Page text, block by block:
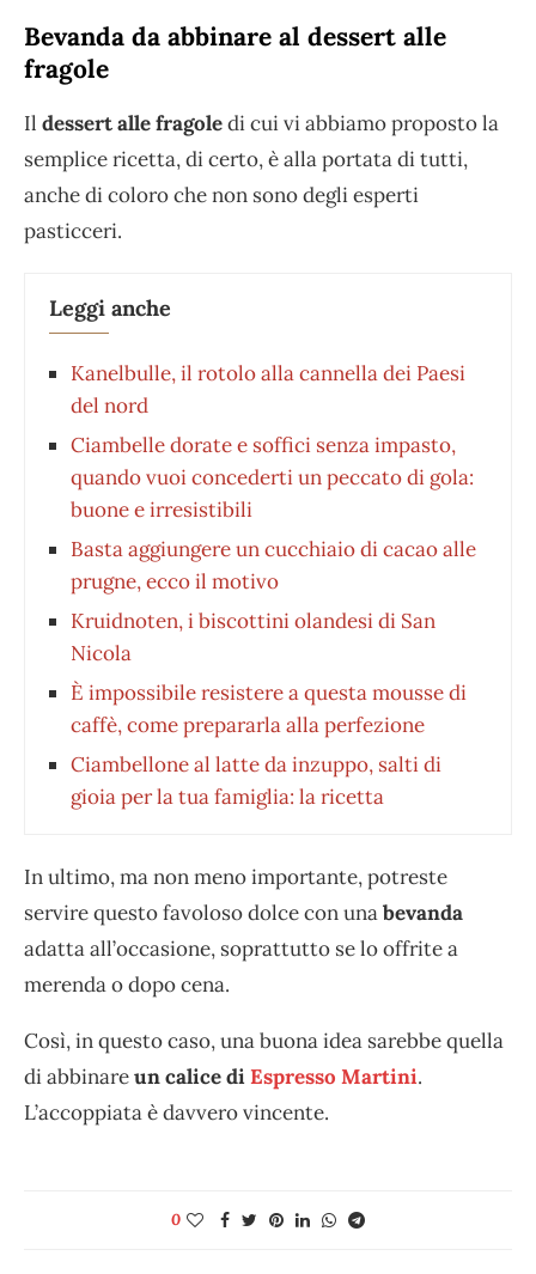
Bevanda da abbinare al dessert alle
fragole
Il dessert alle fragoledi cui vi abbiamo proposto la
semplice ricetta, di certo, è alla portata di tutti,
anche di coloro che non sono degli esperti
pasticceri.
Leggi anche
Kanelbulle, il rotolo alla cannella dei Paesi
del nord
Ciambelle dorate e soffici senza impasto,
quando vuoi concederti un peccato di gola:
buone e irresistibili
Basta aggiungere un cucchiaio di cacao alle
prugne, ecco il motivo
Kruidnoten, i biscottini olandesi di San
Nicola
È impossibile resistere a questa mousse di
caffè, come prepararla alla perfezione
Ciambellone al latte da inzuppo, salti di
gioia per la tua famiglia: la ricetta
In ultimo, ma non meno importante, potreste
servire questo favoloso dolce con unabevanda
adatta all’occasione, soprattutto se lo offrite a
merenda o dopo cena.
Così, in questo caso, una buona idea sarebbe quella
di abbinareun calice diEspresso Martini.
L’accoppiata è davvero vincente.
0